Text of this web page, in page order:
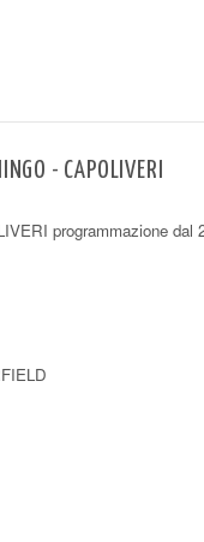
- CAPOLIVERI
programmazione dal